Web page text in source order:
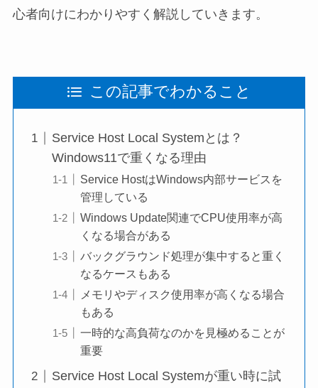
心者向けにわかりやすく解説していきます。
この記事でわかること
Service Host Local Systemとは？
Windows11で重くなる理由
Service HostはWindows内部サービスを
管理している
Windows Update関連でCPU使用率が高
くなる場合がある
バックグラウンド処理が集中すると重く
なるケースもある
メモリやディスク使用率が高くなる場合
もある
一時的な高負荷なのかを見極めることが
重要
Service Host Local Systemが重い時に試